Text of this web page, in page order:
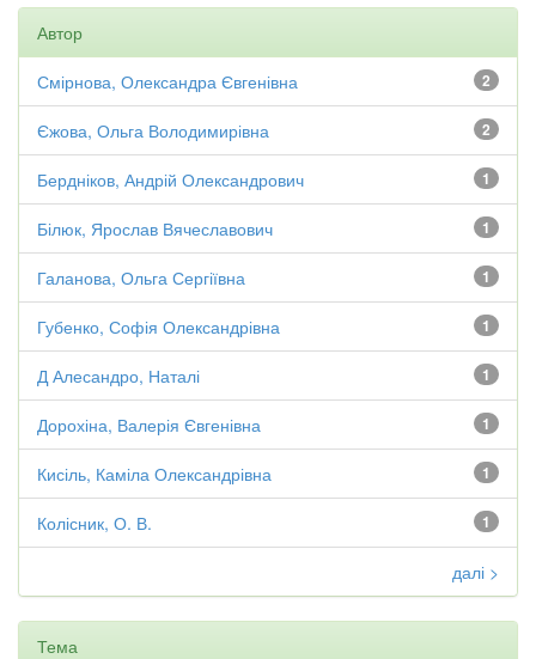
Автор
2
Смірнова, Олександра Євгенівна
2
Єжова, Ольга Володимирівна
1
Бердніков, Андрій Олександрович
1
Білюк, Ярослав Вячеславович
1
Галанова, Ольга Сергіївна
1
Губенко, Софія Олександрівна
1
Д Алесандро, Наталі
1
Дорохіна, Валерія Євгенівна
1
Кисіль, Каміла Олександрівна
1
Колісник, О. В.
далі >
Тема